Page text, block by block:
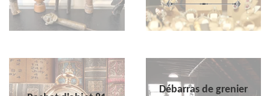
Débarras de grenier